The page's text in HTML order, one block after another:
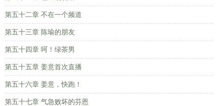
第五十二章 不在一个频道
第五十三章 陈瑜的朋友
第五十四章 呵！绿茶男
第五十五章 姜意首次直播
第五十六章 姜意，快跑！
第五十七章 气急败坏的芬恩